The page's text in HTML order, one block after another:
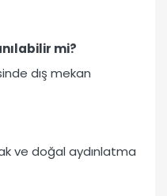
mi?
dış mekan
ve doğal aydınlatma